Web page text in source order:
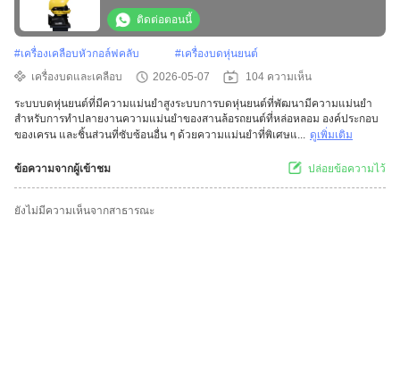
ติดต่อตอนนี้
#เครื่องเคลือบหัวกอล์ฟคลับ #เครื่องบดหุ่นยนต์
เครื่องบดและเคลือบ
2026-05-07 104 ความเห็น
ระบบบดหุ่นยนต์ที่มีความแม่นยําสูงระบบการบดหุ่นยนต์ที่พัฒนามีความแม่นยํา
สําหรับการทําปลายงานความแม่นยําของสานล้อรถยนต์ที่หล่อหลอม องค์ประกอบ
ของเครน และชิ้นส่วนที่ซับซ้อนอื่น ๆ ด้วยความแม่นยําที่พิเศษแ... ดูเพิ่มเติม
ข้อความจากผู้เข้าชม ปล่อยข้อความไว้
ยังไม่มีความเห็นจากสาธารณะ